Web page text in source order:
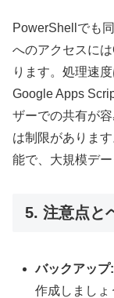
PowerShellでも
へのアクセスに
ります。処理速
Google Apps
ザーでの共有が
は制限がありま
能で、大規模デ
5. 注意点と
バックアップ:
作成しましょ